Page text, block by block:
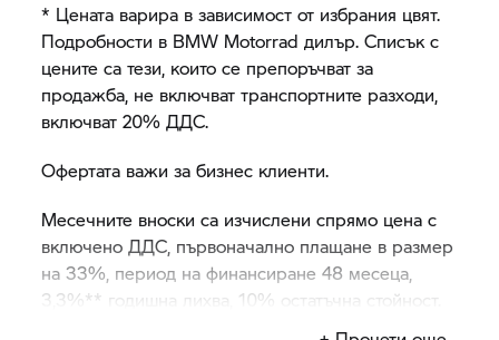
* Цената варира в зависимост от избрания цвят.
Подробности в BMW Motorrad дилър. Списък с
цените са тези, които се препоръчват за
продажба, не включват транспортните разходи,
включват 20% ДДС.
Офертата важи за бизнес клиенти.
Месечните вноски са изчислени спрямо цена с
включено ДДС, първоначално плащане в размер
на 33%, период на финансиране 48 месеца,
3,3%** годишна лихва, 10% остатъчна стойност.
Месечните вноски не включват застраховка